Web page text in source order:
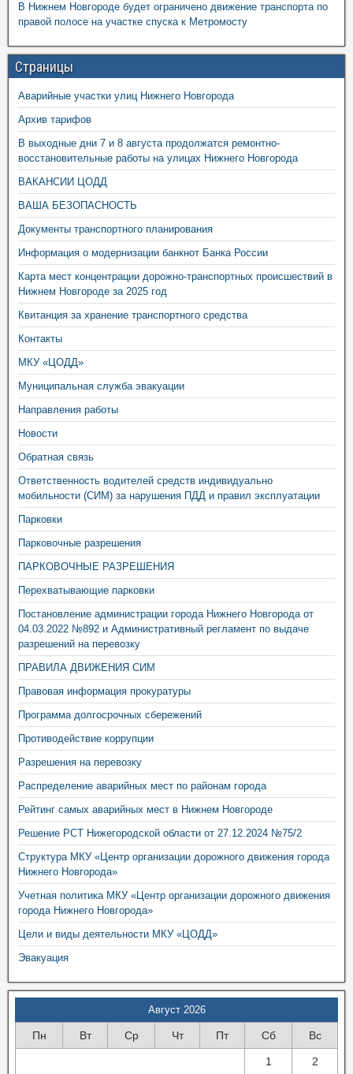
В Нижнем Новгороде будет ограничено движение транспорта по
правой полосе на участке спуска к Метромосту
Страницы
Аварийные участки улиц Нижнего Новгорода
Архив тарифов
В выходные дни 7 и 8 августа продолжатся ремонтно-
восстановительные работы на улицах Нижнего Новгорода
ВАКАНСИИ ЦОДД
ВАША БЕЗОПАСНОСТЬ
Документы транспортного планирования
Информация о модернизации банкнот Банка России
Карта мест концентрации дорожно-транспортных происшествий в
Нижнем Новгороде за 2025 год
Квитанция за хранение транспортного средства
Контакты
МКУ «ЦОДД»
Муниципальная служба эвакуации
Направления работы
Новости
Обратная связь
Ответственность водителей средств индивидуально
мобильности (СИМ) за нарушения ПДД и правил эксплуатации
Парковки
Парковочные разрешения
ПАРКОВОЧНЫЕ РАЗРЕШЕНИЯ
Перехватывающие парковки
Постановление администрации города Нижнего Новгорода от
04.03.2022 №892 и Административный регламент по выдаче
разрешений на перевозку
ПРАВИЛА ДВИЖЕНИЯ СИМ
Правовая информация прокуратуры
Программа долгосрочных сбережений
Противодействие коррупции
Разрешения на перевозку
Распределение аварийных мест по районам города
Рейтинг самых аварийных мест в Нижнем Новгороде
Решение РСТ Нижегородской области от 27.12.2024 №75/2
Структура МКУ «Центр организации дорожного движения города
Нижнего Новгорода»
Учетная политика МКУ «Центр организации дорожного движения
города Нижнего Новгорода»
Цели и виды деятельности МКУ «ЦОДД»
Эвакуация
Август 2026
Пн Вт Ср Чт Пт Сб Вс
1 2